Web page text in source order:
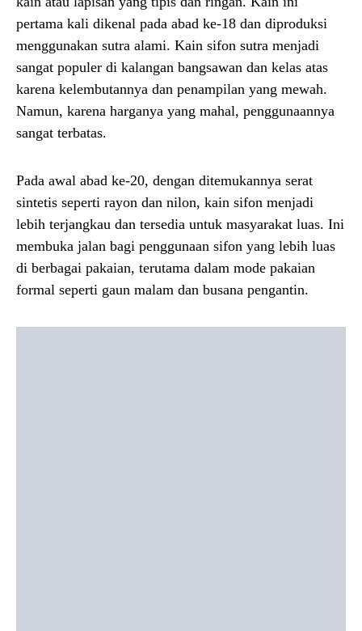
pertama kali dikenal pada abad ke-18 dan diproduksi
menggunakan sutra alami. Kain sifon sutra menjadi
sangat populer di kalangan bangsawan dan kelas atas
karena kelembutannya dan penampilan yang mewah.
Namun, karena harganya yang mahal, penggunaannya
sangat terbatas.
Pada awal abad ke-20, dengan ditemukannya serat
sintetis seperti rayon dan nilon, kain sifon menjadi
lebih terjangkau dan tersedia untuk masyarakat luas. Ini
membuka jalan bagi penggunaan sifon yang lebih luas
di berbagai pakaian, terutama dalam mode pakaian
formal seperti gaun malam dan busana pengantin.